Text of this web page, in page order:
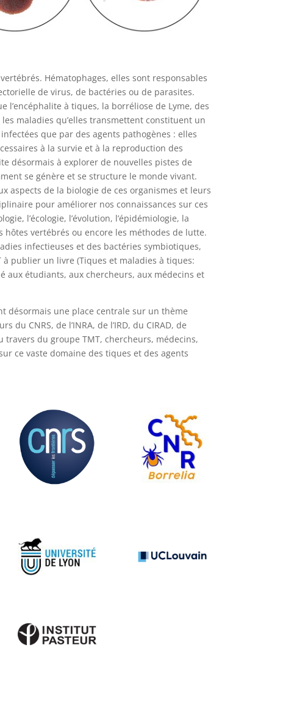
Hématophages, elles sont responsables
de virus, de bactéries ou de parasites.
l’encéphalite à tiques, la borréliose de Lyme, des
maladies qu’elles transmettent constituent un
que par des agents pathogènes : elles
à la survie et à la reproduction des
désormais à explorer de nouvelles pistes de
se génère et se structure le monde vivant.
aspects de la biologie de ces organismes et leurs
pour améliorer nos connaissances sur ces
l’écologie, l’évolution, l’épidémiologie, la
vertébrés ou encore les méthodes de lutte.
infectieuses et des bactéries symbiotiques,
publier un livre (Tiques et maladies à tiques:
aux étudiants, aux chercheurs, aux médecins et
désormais une place centrale sur un thème
CNRS, de l’INRA, de l’IRD, du CIRAD, de
travers du groupe TMT, chercheurs, médecins,
ce vaste domaine des tiques et des agents